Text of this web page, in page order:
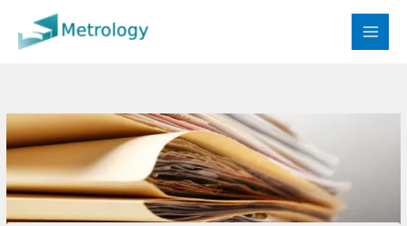
вмісту